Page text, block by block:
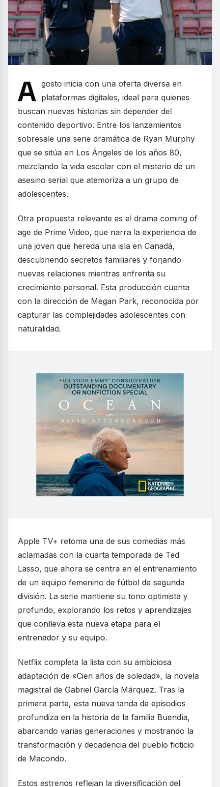
A gosto inicia con una oferta diversa en
plataformas digitales, ideal para quienes
buscan nuevas historias sin depender del
contenido deportivo. Entre los lanzamientos
sobresale una serie dramática de Ryan Murphy
que se sitúa en Los Ángeles de los años 80,
mezclando la vida escolar con el misterio de un
asesino serial que atemoriza a un grupo de
adolescentes.
Otra propuesta relevante es el drama coming of
age de Prime Video, que narra la experiencia de
una joven que hereda una isla en Canadá,
descubriendo secretos familiares y forjando
nuevas relaciones mientras enfrenta su
crecimiento personal. Esta producción cuenta
con la dirección de Megan Park, reconocida por
capturar las complejidades adolescentes con
naturalidad.
Apple TV+ retoma una de sus comedias más
aclamadas con la cuarta temporada de Ted
Lasso, que ahora se centra en el entrenamiento
de un equipo femenino de fútbol de segunda
división. La serie mantiene su tono optimista y
profundo, explorando los retos y aprendizajes
que conlleva esta nueva etapa para el
entrenador y su equipo.
Netflix completa la lista con su ambiciosa
adaptación de «Cien años de soledad», la novela
magistral de Gabriel García Márquez. Tras la
primera parte, esta nueva tanda de episodios
profundiza en la historia de la familia Buendía,
abarcando varias generaciones y mostrando la
transformación y decadencia del pueblo ficticio
de Macondo.
Estos estrenos reflejan la diversificación del